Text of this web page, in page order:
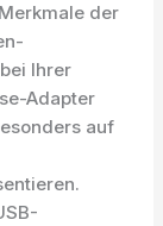
der
Ihrer
Adapter
auf